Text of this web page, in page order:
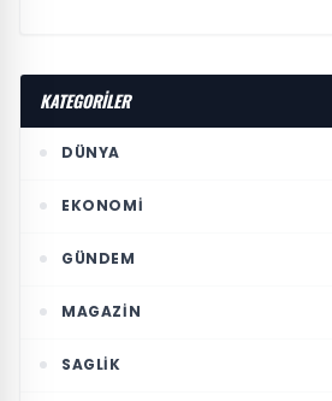
KATEGORİLER
DÜNYA
EKONOMI
GÜNDEM
MAGAZIN
SAGLIK